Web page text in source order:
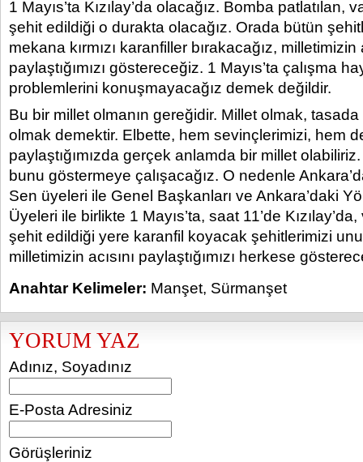
1 Mayıs’ta Kızılay’da olacağız. Bomba patlatılan,
şehit edildiği o durakta olacağız. Orada bütün
mekana kırmızı karanfiller bırakacağız, milletimizin
paylaştığımızı göstereceğiz. 1 Mayıs’ta çalışma
problemlerini konuşmayacağız demek değildir.
Bu bir millet olmanın gereğidir. Millet olmak,
olmak demektir. Elbette, hem sevinçlerimizi, hem
paylaştığımızda gerçek anlamda bir millet olabiliriz.
bunu göstermeye çalışacağız. O nedenle
Sen üyeleri ile Genel Başkanları ve Ankara’daki
Üyeleri ile birlikte 1 Mayıs’ta, saat 11’de Kızılay’da,
şehit edildiği yere karanfil koyacak şehitlerimizi
milletimizin acısını paylaştığımızı herkese
Anahtar Kelimeler: Manşet, Sürmanşet
YORUM YAZ
Adınız, Soyadınız
E-Posta Adresiniz
Görüşleriniz